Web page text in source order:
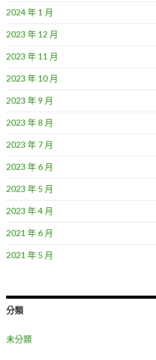
2024 年 1 月
2023 年 12 月
2023 年 11 月
2023 年 10 月
2023 年 9 月
2023 年 8 月
2023 年 7 月
2023 年 6 月
2023 年 5 月
2023 年 4 月
2021 年 6 月
2021 年 5 月
分類
未分類